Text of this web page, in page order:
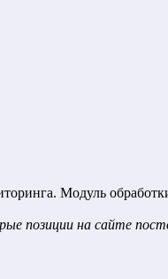
Модуль
позиции на сайте